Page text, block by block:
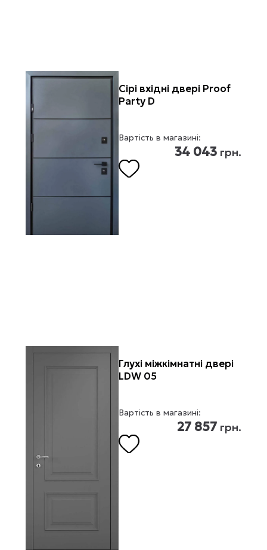
Сірі вхідні двері Proof
Party D
Вартість в магазині:
34 043 грн.
Глухі міжкімнатні двері
LDW 05
Вартість в магазині:
27 857 грн.